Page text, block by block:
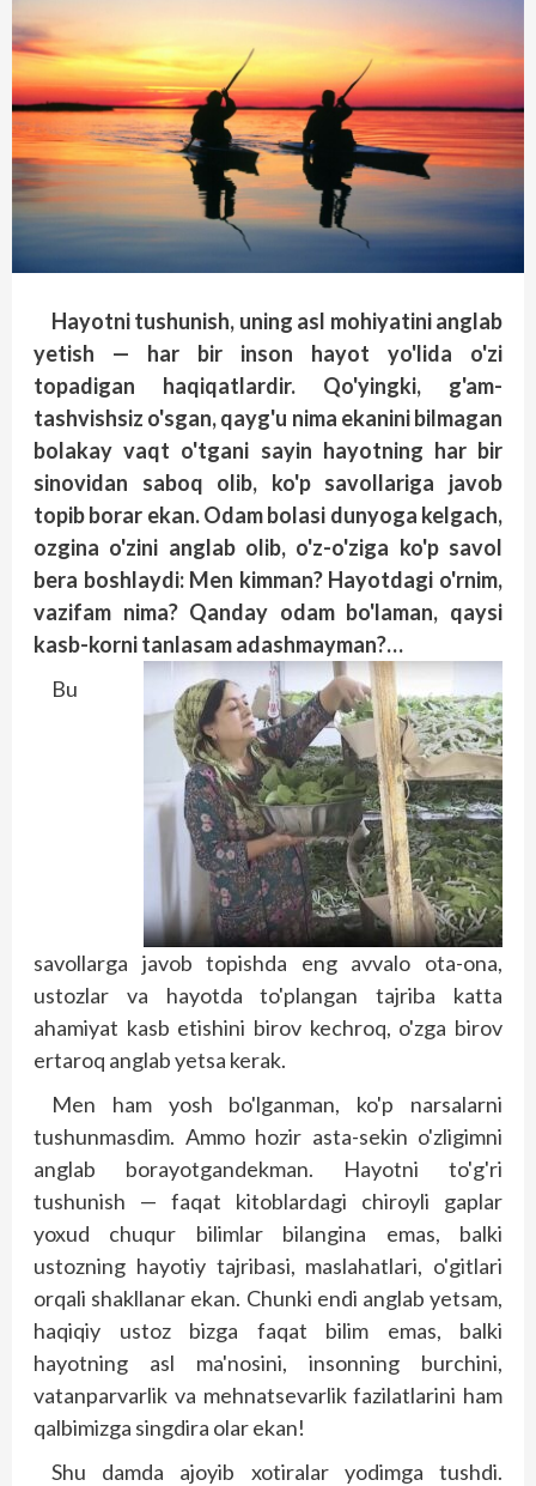
Hayotni tushunish, uning asl mohiyatini anglab
yetish — har bir inson hayot yo'lida o'zi
topadigan haqiqatlardir. Qo'yingki, g'am-
tashvishsiz o'sgan, qayg'u nima ekanini bilmagan
bolakay vaqt o'tgani sayin hayotning har bir
sinovidan saboq olib, ko'p savollariga javob
topib borar ekan. Odam bolasi dunyoga kelgach,
ozgina o'zini anglab olib, o'z-o'ziga ko'p savol
bera boshlaydi: Men kimman? Hayotdagi o'rnim,
vazifam nima? Qanday odam bo'laman, qaysi
kasb-korni tanlasam adashmayman?…
Bu
savollarga javob topishda eng avvalo ota-ona,
ustozlar va hayotda to'plangan tajriba katta
ahamiyat kasb etishini birov kechroq, o'zga birov
ertaroq anglab yetsa kerak.
Men ham yosh bo'lganman, ko'p narsalarni
tushunmasdim. Ammo hozir asta-sekin o'zligimni
anglab borayotgandekman. Hayotni to'g'ri
tushunish — faqat kitoblardagi chiroyli gaplar
yoxud chuqur bilimlar bilangina emas, balki
ustozning hayotiy tajribasi, maslahatlari, o'gitlari
orqali shakllanar ekan. Chunki endi anglab yetsam,
haqiqiy ustoz bizga faqat bilim emas, balki
hayotning asl ma'nosini, insonning burchini,
vatanparvarlik va mehnatsevarlik fazilatlarini ham
qalbimizga singdira olar ekan!
Shu damda ajoyib xotiralar yodimga tushdi.